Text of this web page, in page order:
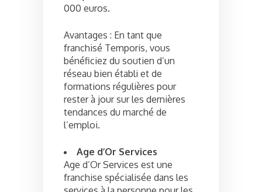
000 euros.
Avantages : En tant que
franchisé Temporis, vous
bénéficiez du soutien d’un
réseau bien établi et de
formations régulières pour
rester à jour sur les dernières
tendances du marché de
l’emploi.
Age d’Or Services
Age d’Or Services est une
franchise spécialisée dans les